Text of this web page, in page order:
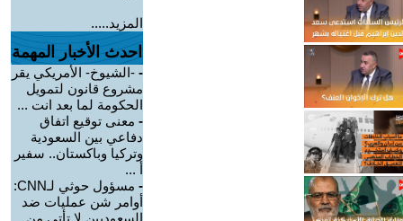
المزيد.....
احدث الأخبار المهمة
- -الشيوخ- الأمريكي يقر
مشروع قانون لتمويل
الحكومة لما بعد انت ...
- معنى توقيع اتفاق
دفاعي بين السعودية
وتركيا وباكستان.. سفير
أ ...
-
مسؤول حوثي لـCNN:
أوامر شن عمليات ضد
السعوديين لا تأتي من